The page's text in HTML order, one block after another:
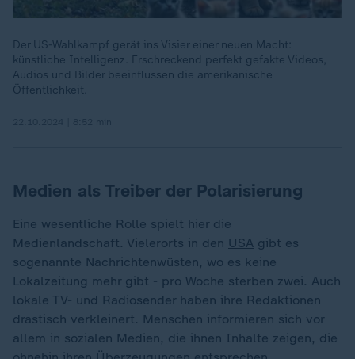
Der US-Wahlkampf gerät ins Visier einer neuen Macht:
künstliche Intelligenz. Erschreckend perfekt gefakte Videos,
Audios und Bilder beeinflussen die amerikanische
Öffentlichkeit.
Medien als Treiber der Polarisierung
Eine wesentliche Rolle spielt hier die
Medienlandschaft. Vielerorts in den USA gibt es
sogenannte Nachrichtenwüsten, wo es keine
Lokalzeitung mehr gibt - pro Woche sterben zwei. Auch
lokale TV- und Radiosender haben ihre Redaktionen
drastisch verkleinert. Menschen informieren sich vor
allem in sozialen Medien, die ihnen Inhalte zeigen, die